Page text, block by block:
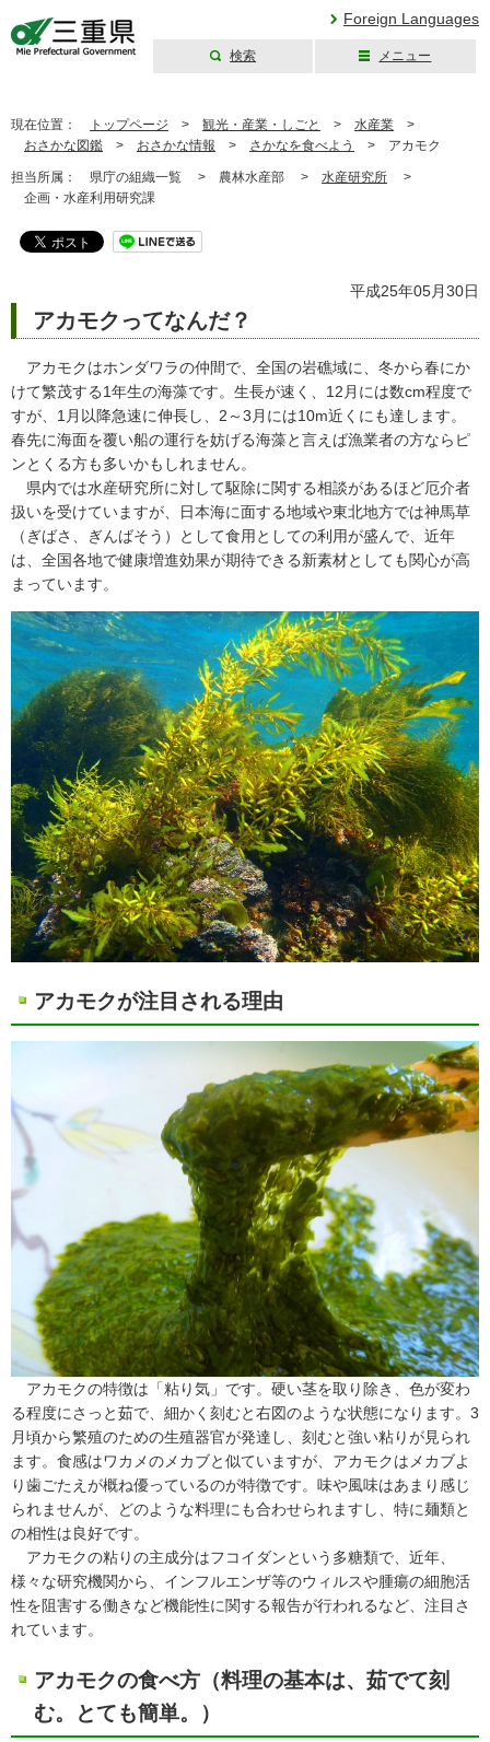
Foreign Languages
検索 メニュー
現在位置： トップページ > 観光・産業・しごと > 水産業 >
おさかな図鑑 > おさかな情報 > さかなを食べよう > アカモク
担当所属： 県庁の組織一覧 > 農林水産部 > 水産研究所 >
企画・水産利用研究課
平成25年05月30日
アカモクってなんだ？
アカモクはホンダワラの仲間で、全国の岩礁域に、冬から春にか
けて繁茂する1年生の海藻です。生長が速く、12月には数cm程度で
すが、1月以降急速に伸長し、2～3月には10m近くにも達します。
春先に海面を覆い船の運行を妨げる海藻と言えば漁業者の方ならピ
ンとくる方も多いかもしれません。
県内では水産研究所に対して駆除に関する相談があるほど厄介者
扱いを受けていますが、日本海に面する地域や東北地方では神馬草
（ぎばさ、ぎんばそう）として食用としての利用が盛んで、近年
は、全国各地で健康増進効果が期待できる新素材としても関心が高
まっています。
アカモクが注目される理由
アカモクの特徴は「粘り気」です。硬い茎を取り除き、色が変わ
る程度にさっと茹で、細かく刻むと右図のような状態になります。3
月頃から繁殖のための生殖器官が発達し、刻むと強い粘りが見られ
ます。食感はワカメのメカブと似ていますが、アカモクはメカブよ
り歯ごたえが概ね優っているのが特徴です。味や風味はあまり感じ
られませんが、どのような料理にも合わせられますし、特に麺類と
の相性は良好です。
アカモクの粘りの主成分はフコイダンという多糖類で、近年、
様々な研究機関から、インフルエンザ等のウィルスや腫瘍の細胞活
性を阻害する働きなど機能性に関する報告が行われるなど、注目さ
れています。
アカモクの食べ方（料理の基本は、茹でて刻
む。とても簡単。）